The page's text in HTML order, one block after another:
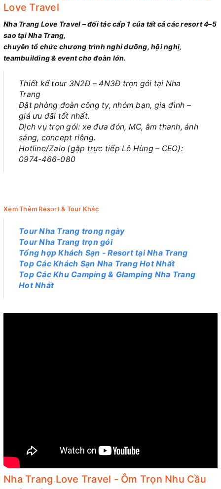
Love Travel
Nha Trang Love Travel – đối tác cấp 1 của tất cả các resort 4–5
sao tại Nha Trang,
chuyên tổ chức chương trình nghỉ dưỡng, hội nghị,
teambuilding & event cho đoàn lớn.
Thiết kế tour 3N2Đ – 4N3Đ trọn gói tại Nha
Trang
Đặt phòng đoàn công ty, nhóm bạn, gia đình –
giá ưu đãi tốt nhất.
Dịch vụ trọn gói: xe đưa đón, MC, âm thanh, ánh
sáng, concept riêng.
Hotline/Zalo (gặp trực tiếp Lê Hùng – CEO):
0974-466-080
Xem Thêm Resort & Tour Khác
Tour Nha Trang trong ngày
Tour Nha Trang trọn gói
Tổng hợp Khách Sạn - Resort tại Nha Trang
Top Các Khách Sạn Nha Trang Hot Nhất
Top Các Khu Camping & Glamping Nha Trang
Hot Nhất
Nha Trang Love Travel - Ôm Trọn Nhu Cầu